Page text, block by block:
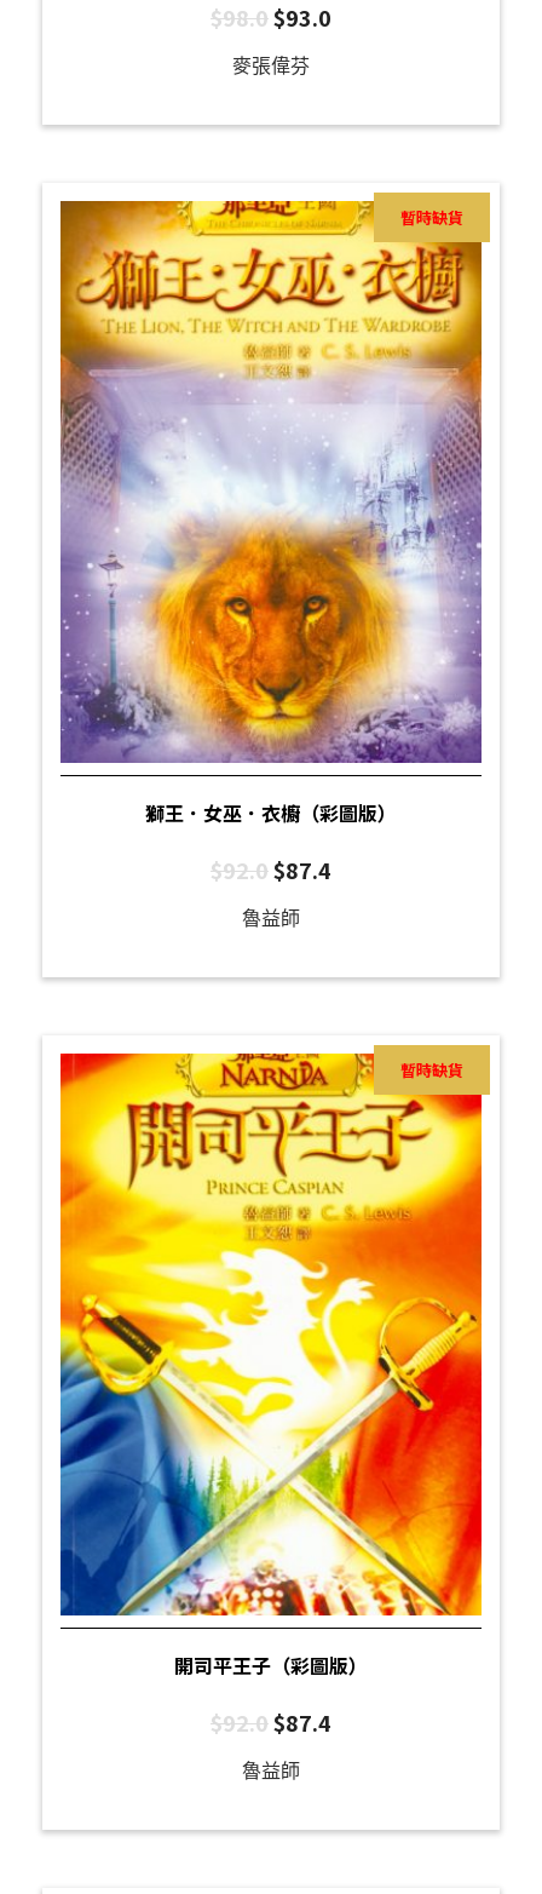
$98.0$93.0
麥張偉芬
獅王．女巫．衣櫥（彩圖版）
暫時缺貨
$92.0$87.4
魯益師
開司平王子（彩圖版）
暫時缺貨
$92.0$87.4
魯益師